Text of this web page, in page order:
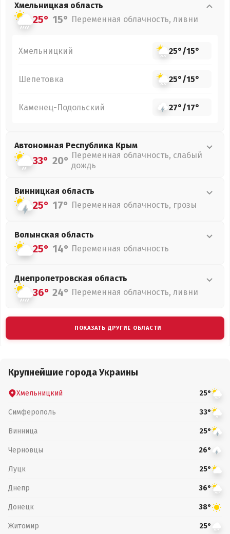
Хмельницкая область
25° 15° Переменная облачность, ливни
Хмельницкий 25°/15°
Шепетовка 25°/15°
Каменец-Подольский 27°/17°
Автономная Республика Крым
33° 20° Переменная облачность, слабый
дождь
Винницкая область
25° 17° Переменная облачность, грозы
Волынская область
25° 14° Переменная облачность
Днепропетровская область
36° 24° Переменная облачность, ливни
ПОКАЗАТЬ ДРУГИЕ ОБЛАСТИ
Крупнейшие города Украины
Хмельницкий 25°
Симферополь 33°
Винница 25°
Черновцы 26°
Луцк 25°
Днепр 36°
Донецк 38°
Житомир 25°